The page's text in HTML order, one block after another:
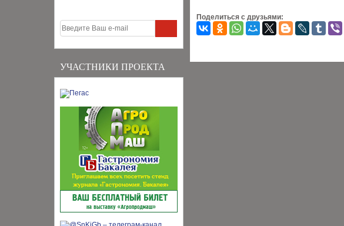
УЧАСТНИКИ ПРОЕКТА
Поделиться с друзьями: